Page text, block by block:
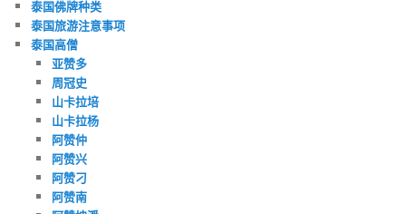
泰国佛牌种类
泰国旅游注意事项
泰国高僧
亚赞多
周冠史
山卡拉培
山卡拉杨
阿赞仲
阿赞兴
阿赞刁
阿赞南